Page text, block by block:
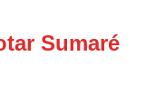
Secadora a Gas
Sumaré